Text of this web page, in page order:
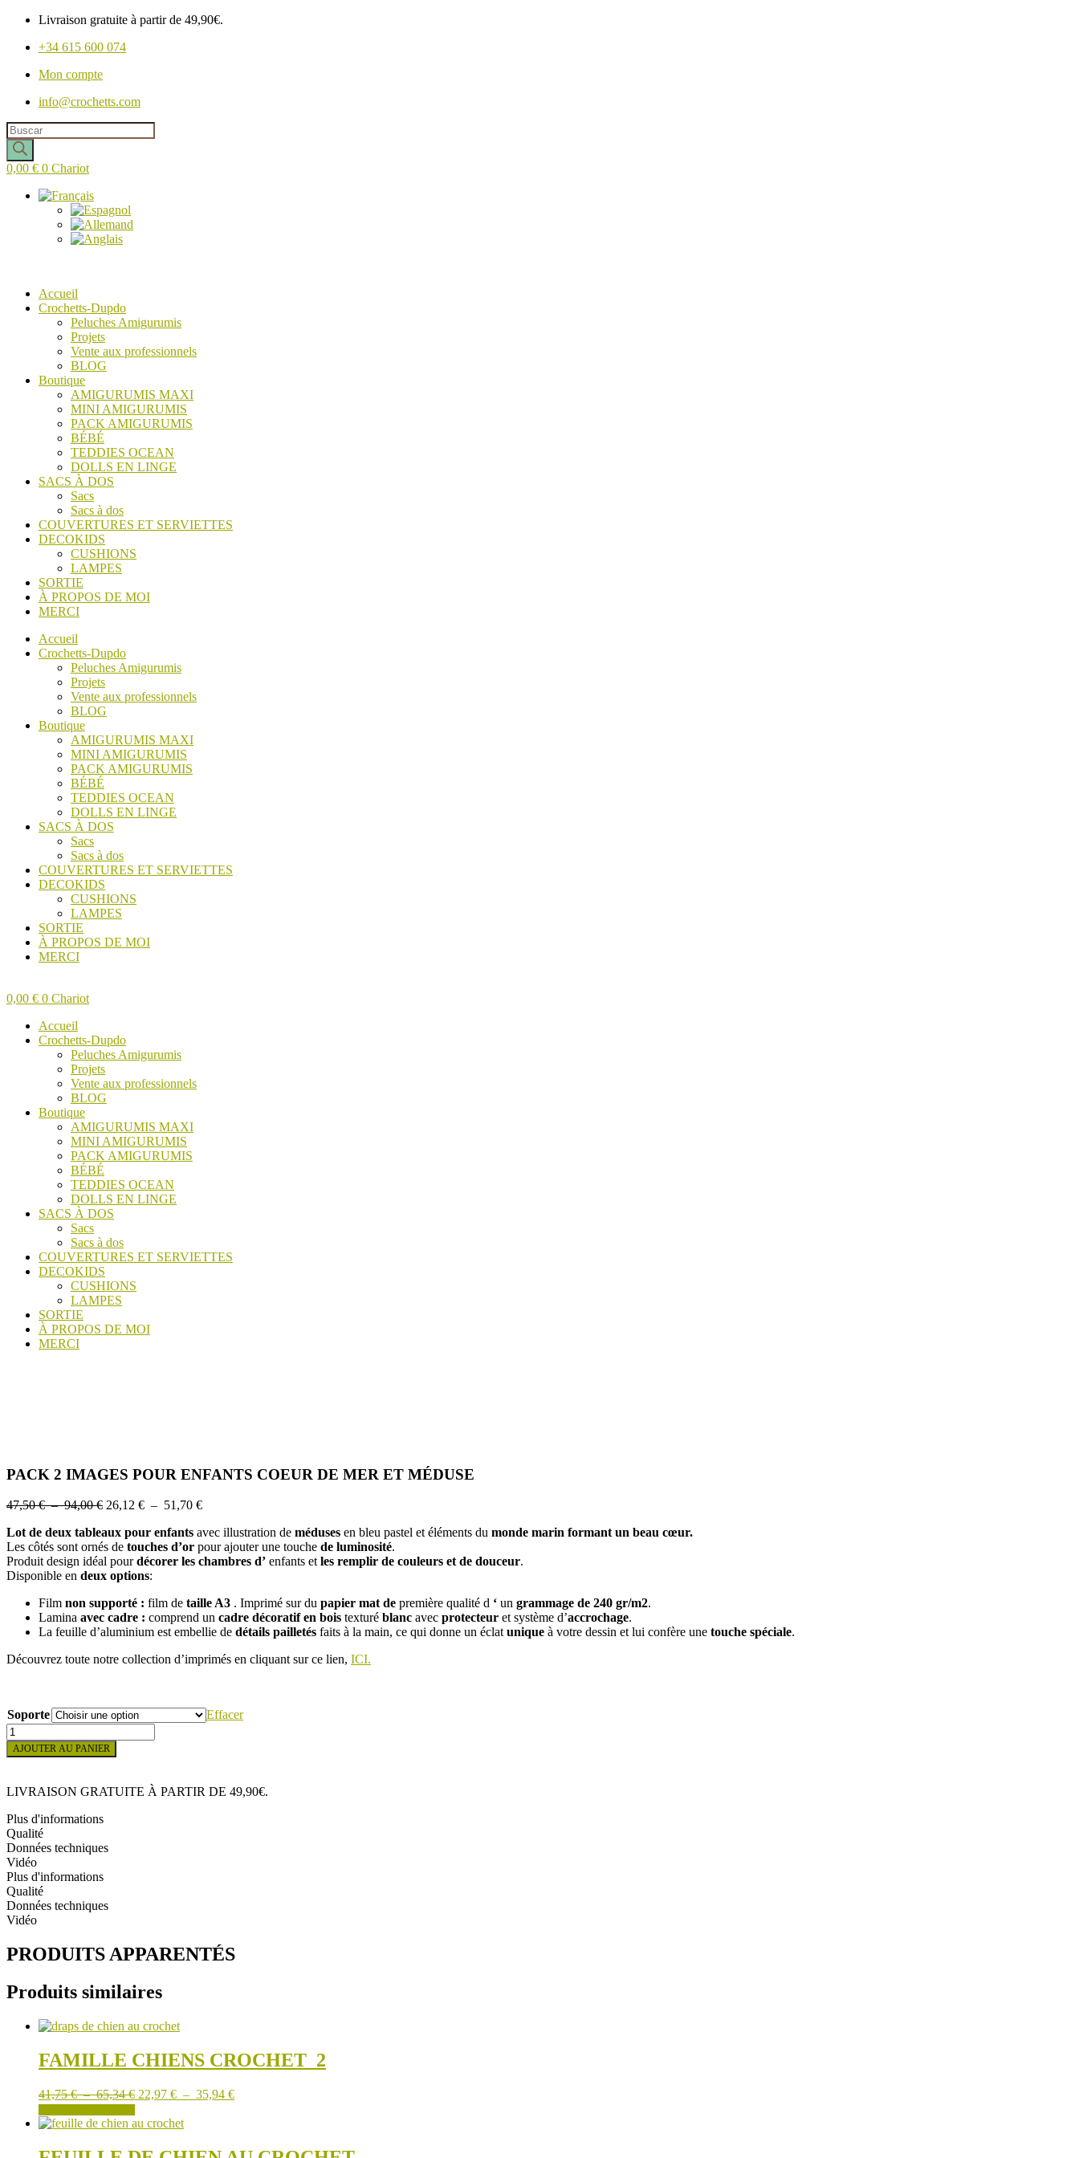
Livraison gratuite à partir de 49,90€.
+34 615 600 074
Mon compte
info@crochetts.com
Recherche
de
produits
0,00 € 0 Chariot
Accueil
Crochetts-Dupdo
Peluches Amigurumis
Projets
Vente aux professionnels
BLOG
Boutique
AMIGURUMIS MAXI
MINI AMIGURUMIS
PACK AMIGURUMIS
BÉBÉ
TEDDIES OCEAN
DOLLS EN LINGE
SACS À DOS
Sacs
Sacs à dos
COUVERTURES ET SERVIETTES
DECOKIDS
CUSHIONS
LAMPES
SORTIE
À PROPOS DE MOI
MERCI
Accueil
Crochetts-Dupdo
Peluches Amigurumis
Projets
Vente aux professionnels
BLOG
Boutique
AMIGURUMIS MAXI
MINI AMIGURUMIS
PACK AMIGURUMIS
BÉBÉ
TEDDIES OCEAN
DOLLS EN LINGE
SACS À DOS
Sacs
Sacs à dos
COUVERTURES ET SERVIETTES
DECOKIDS
CUSHIONS
LAMPES
SORTIE
À PROPOS DE MOI
MERCI
0,00 € 0 Chariot
Accueil
Crochetts-Dupdo
Peluches Amigurumis
Projets
Vente aux professionnels
BLOG
Boutique
AMIGURUMIS MAXI
MINI AMIGURUMIS
PACK AMIGURUMIS
BÉBÉ
TEDDIES OCEAN
DOLLS EN LINGE
SACS À DOS
Sacs
Sacs à dos
COUVERTURES ET SERVIETTES
DECOKIDS
CUSHIONS
LAMPES
SORTIE
À PROPOS DE MOI
MERCI
PACK 2 IMAGES POUR ENFANTS COEUR DE MER ET MÉDUSE
47,50€ – 94,00€Plage
prix :
47,50 €
à
94,00 €
26,12 € – 51,70 €Plage
prix :
26,12 €
à
Lot de deux tableaux pour enfants avec illustration de méduses en bleu pastel et éléments du monde marin formant un beau cœur.
Les côtés sont ornés de touches d’or pour ajouter une touche de luminosité.
Produit design idéal pourdécorer les chambres d’ enfants etles remplir de couleurs et de douceur.
Disponible en deux options:
Film non supporté : film de taille A3 . Imprimé sur du papier mat de première qualité d ‘ un grammage de 240 gr/m2.
Lamina avec cadre : comprend un cadre décoratif en bois texturé blanc avec protecteur et système d’accrochage.
La feuille d’aluminium est embellie de détails pailletés faits à la main, ce qui donne un éclatunique à votre dessin et lui confère une touche spéciale.
Découvrez toute notre collection d’imprimés en cliquant sur ce lien, ICI.
Soporte
Effacer
quantité
de
PACK
IMAGES
ENFANTS
COEUR
DE
MER
ET
MÉDUSE
AJOUTER AU PANIER
LIVRAISON GRATUITE À PARTIR DE 49,90€.
Plus d'informations
Qualité
Données techniques
Vidéo
Plus d'informations
Qualité
Données techniques
Vidéo
PRODUITS APPARENTÉS
Produits similaires
FAMILLE CHIENS CROCHET_2
41,75€ – 65,34€Plage
de
prix :
à
22,97 € – 35,94 €Plage
à
Ce
produit
plusieurs